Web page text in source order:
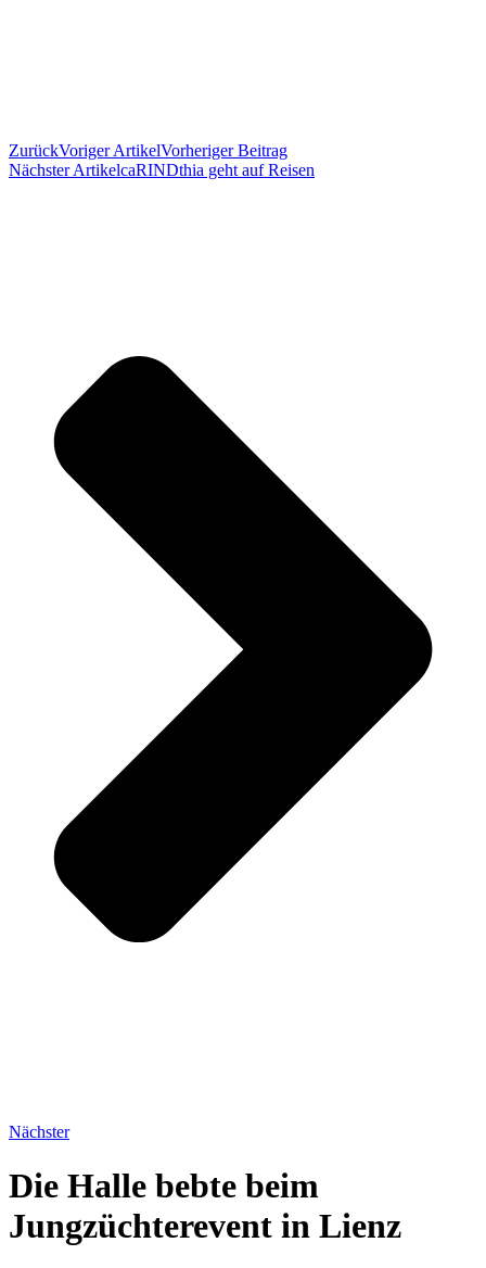
ZurückVoriger ArtikelVorheriger Beitrag
Nächster ArtikelcaRINDthia geht auf Reisen
Nächster
Die Halle bebte beim
Jungzüchterevent in Lienz